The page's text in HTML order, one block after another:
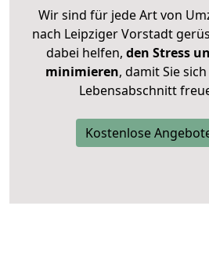
Wir sind für jede Art von
nach Leipziger Vorstadt
dabei helfen, den Stress
minimieren, damit Sie
Lebensabschnitt
Kostenlose